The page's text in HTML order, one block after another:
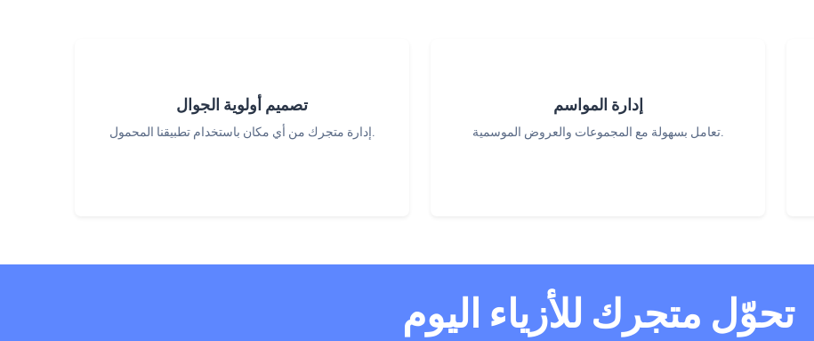
تصميم أولوية الجوال
إدارة متجرك من أي مكان باستخدام تطبيقنا المحمول.
إدارة المواسم
تعامل بسهولة مع المجموعات والعروض الموسمية.
تحوّل متجرك للأزياء اليوم